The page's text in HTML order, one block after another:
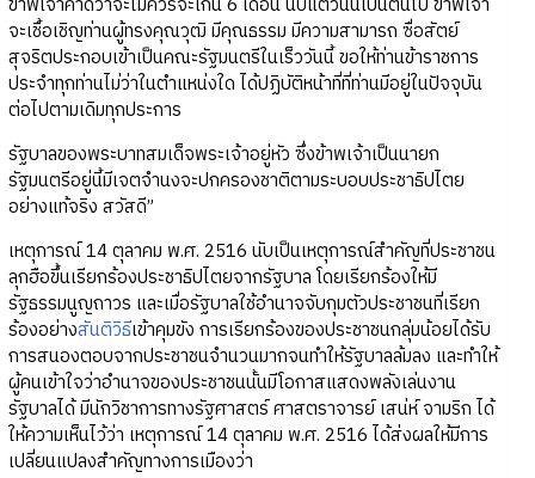
จะเชื้อเชิญท่านผู้ทรงคุณวุฒิ มีคุณธรรม มีความสามารถ ซื่อสัตย์
สุจริตประกอบเข้าเป็นคณะรัฐมนตรีในเร็ววันนี้ ขอให้ท่านข้าราชการ
ประจำทุกท่านไม่ว่าในตำแหน่งใด ได้ปฏิบัติหน้าที่ที่ท่านมีอยู่ในปัจจุบัน
ต่อไปตามเดิมทุกประการ
รัฐบาลของพระบาทสมเด็จพระเจ้าอยู่หัว ซึ่งข้าพเจ้าเป็นนายก
รัฐมนตรีอยู่นี้มีเจตจำนงจะปกครองชาติตามระบอบประชาธิปไตย
อย่างแท้จริง สวัสดี”
เหตุการณ์ 14 ตุลาคม พ.ศ. 2516 นับเป็นเหตุการณ์สำคัญที่ประชาชน
ลุกฮือขึ้นเรียกร้องประชาธิปไตยจากรัฐบาล โดยเรียกร้องให้มี
รัฐธรรมนูญถาวร และเมื่อรัฐบาลใช้อำนาจจับกุมตัวประชาชนที่เรียก
ร้องอย่างสันติวิธีเข้าคุมขัง การเรียกร้องของประชาชนกลุ่มน้อยได้รับ
การสนองตอบจากประชาชนจำนวนมากจนทำให้รัฐบาลล้มลง และทำให้
ผู้คนเข้าใจว่าอำนาจของประชาชนนั้นมีโอกาสแสดงพลังเล่นงาน
รัฐบาลได้ มีนักวิชาการทางรัฐศาสตร์ ศาสตราจารย์ เสน่ห์ จามริก ได้
ให้ความเห็นไว้ว่า เหตุการณ์ 14 ตุลาคม พ.ศ. 2516 ได้ส่งผลให้มีการ
เปลี่ยนแปลงสำคัญทางการเมืองว่า